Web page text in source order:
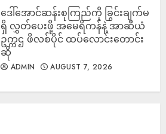
ဒေါ်အောင်ဆန်းစုကြည်ကို ခြွင်းချက်မ
ရှိ လွှတ်ပေးဖို့ အမေရိကန်နဲ့ အာဆီယံ
ဥက္ကဌ ဖိလစ်ပိုင် ထပ်လောင်းတောင်း
ဆို
ADMIN AUGUST 7, 2026